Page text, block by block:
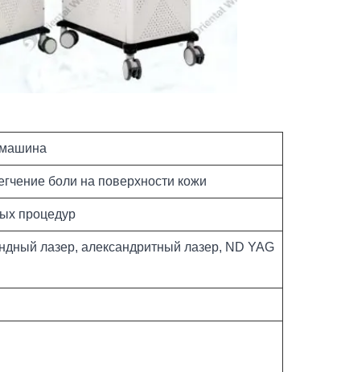
боли на поверхности кожи
процедур
лазер, александритный лазер, ND YAG